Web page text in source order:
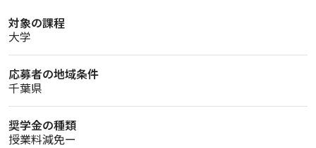
対象の課程
大学
応募者の地域条件
千葉県
奨学金の種類
授業料減免ー